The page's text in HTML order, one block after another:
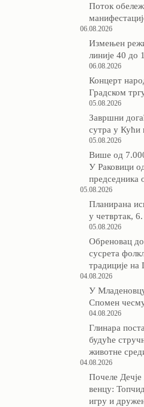
Поток
06.08.2026
Измењен
линије 40 до
06.08.2026
Концерт
Градском
05.08.2026
Завршни
сутра у Кући
05.08.2026
Више од
У Раковици
председника
05.08.2026
Планирана
у четвртак, 6.
05.08.2026
Обреновац
сусрета
традиције на
04.08.2026
У
Спомен
04.08.2026
Глинара
будуће
животне
04.08.2026
Почеле
венцу:
игру и